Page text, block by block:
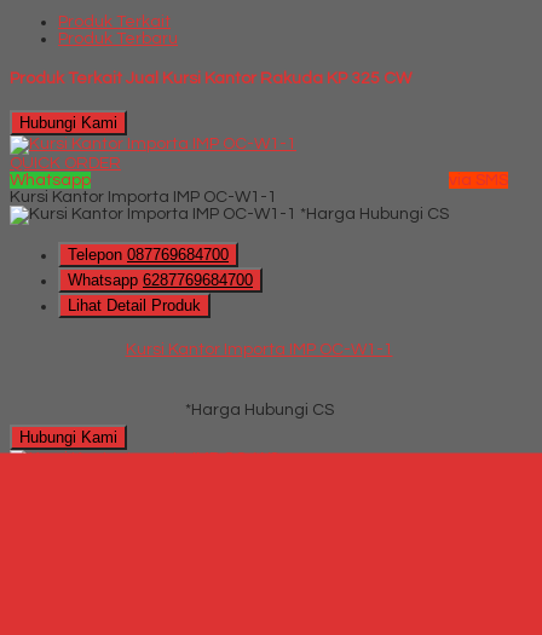
Produk Terkait
Produk Terbaru
Produk Terkait Jual Kursi Kantor Rakuda KP 325 CW
Hubungi Kami
QUICK ORDER
Whatsapp
via SMS
Kursi Kantor Importa IMP OC-W1-1
*Harga Hubungi CS
Telepon 087769684700
Whatsapp 6287769684700
Lihat Detail Produk
Kursi Kantor Importa IMP OC-W1-1
*Harga Hubungi CS
Hubungi Kami